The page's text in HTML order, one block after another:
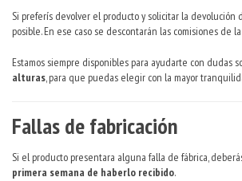
Si preferís devolver el producto y solicitar la devolución
posible. En ese caso se descontarán las comisiones de
Estamos siempre disponibles para ayudarte con dudas
alturas, para que puedas elegir con la mayor
Fallas de fabricación
Si el producto presentara alguna falla de fábrica,
primera semana de haberlo recibido.